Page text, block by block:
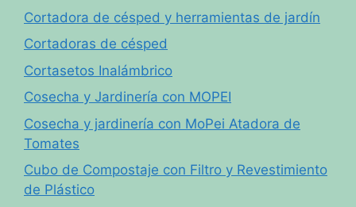
Cortadora de césped y herramientas de jardín
Cortadoras de césped
Cortasetos Inalámbrico
Cosecha y Jardinería con MOPEI
Cosecha y jardinería con MoPei Atadora de
Tomates
Cubo de Compostaje con Filtro y Revestimiento
de Plástico